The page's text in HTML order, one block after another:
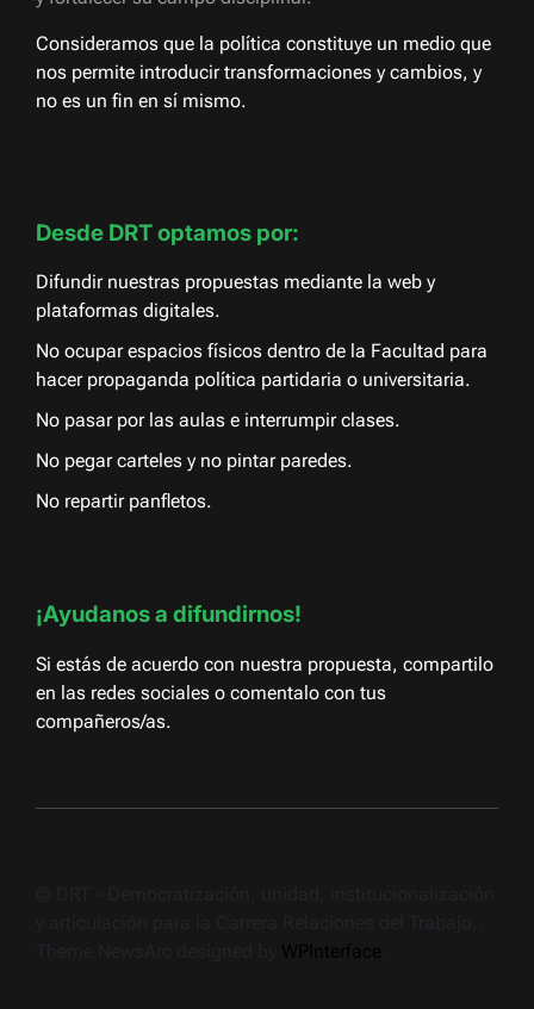
Consideramos que la política constituye un medio que
nos permite introducir transformaciones y cambios, y
no es un fin en sí mismo.
Desde DRT optamos por:
Difundir nuestras propuestas mediante la web y
plataformas digitales.
No ocupar espacios físicos dentro de la Facultad para
hacer propaganda política partidaria o universitaria.
No pasar por las aulas e interrumpir clases.
No pegar carteles y no pintar paredes.
No repartir panfletos.
¡Ayudanos a difundirnos!
Si estás de acuerdo con nuestra propuesta, compartilo
en las redes sociales o comentalo con tus
compañeros/as.